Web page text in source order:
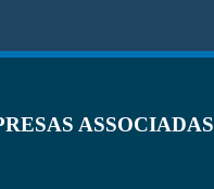
ASSOCIADAS